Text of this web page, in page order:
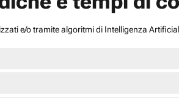
e/o tramite algoritmi di Intelligenza